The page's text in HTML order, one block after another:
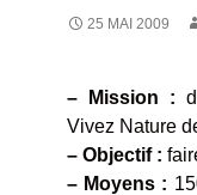
25 MAI 2009
– Mission :
Vivez Nature
– Objectif :
– Moyens :